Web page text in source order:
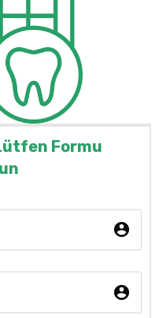
Formu